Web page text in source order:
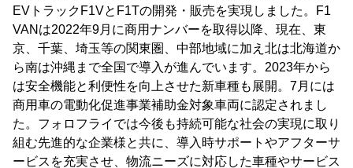
EVトラックF1VとF1Tの開発・販売を実現しました。F1
VANは2022年9月に商用ナンバーを取得以降、現在、東
京、千葉、埼玉等の関東圏、中部地域に加え北は北海道か
ら南は沖縄まで全国で導入が進んでいます。2023年から
は安全機能と利便性を向上させた新車種も展開。7月には
商用車の電動化促進事業補助金対象車両に認定されまし
た。フォロフライでは今後も持続可能な社会の実現に取り
組む先進的な企業様と共に、導入時サポートやアフターサ
ービスを充実させ、物流ニーズに対応した車種やサービス